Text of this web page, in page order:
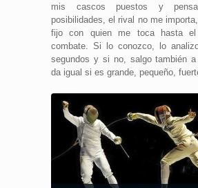
mis cascos puestos y
posibilidades, el rival no me
fijo con quien me toca hasta el
combate. Si lo conozco, lo
segundos y si no, salgo también
da igual si es grande, pequeño,